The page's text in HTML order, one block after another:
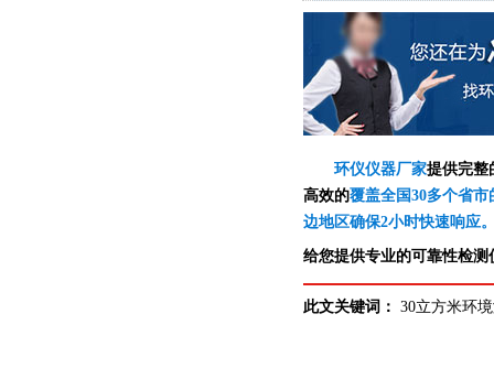
环仪仪器厂家提供完整
高效的覆盖全国30多个省
边地区确保2小时快速响应
给您提供专业的可靠性检测
此文关键词： 30立方米环